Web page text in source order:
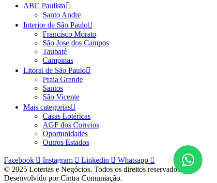
ABC Paulista
Santo Andre
Interior de São Paulo
Francisco Morato
São Jose dos Campos
Taubaté
Campinas
Litoral de São Paulo
Praia Grande
Santos
São Vicente
Mais categorias
Casas Lotéricas
AGF dos Correios
Oportunidades
Outros Estados
Facebook Instagram Linkedin
Whatsapp
© 2025 Loterias e Negócios. Todos os direitos reservados.
Desenvolvido por Cintra Comuniação.